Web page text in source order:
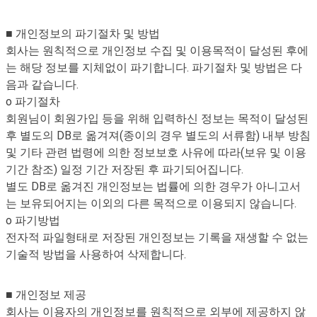
■ 개인정보의 파기절차 및 방법
회사는 원칙적으로 개인정보 수집 및 이용목적이 달성된 후에
는 해당 정보를 지체없이 파기합니다. 파기절차 및 방법은 다
음과 같습니다.
o 파기절차
회원님이 회원가입 등을 위해 입력하신 정보는 목적이 달성된
후 별도의 DB로 옮겨져(종이의 경우 별도의 서류함) 내부 방침
및 기타 관련 법령에 의한 정보보호 사유에 따라(보유 및 이용
기간 참조) 일정 기간 저장된 후 파기되어집니다.
별도 DB로 옮겨진 개인정보는 법률에 의한 경우가 아니고서
는 보유되어지는 이외의 다른 목적으로 이용되지 않습니다.
o 파기방법
전자적 파일형태로 저장된 개인정보는 기록을 재생할 수 없는
기술적 방법을 사용하여 삭제합니다.
■ 개인정보 제공
회사는 이용자의 개인정보를 원칙적으로 외부에 제공하지 않